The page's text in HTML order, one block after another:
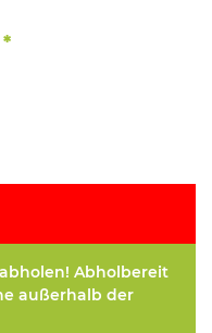
*
Abholbereit
außerhalb der